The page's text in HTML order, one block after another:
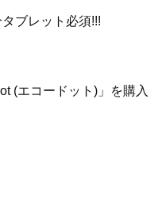
ブレット必須!!!
(エコードット)」を購入